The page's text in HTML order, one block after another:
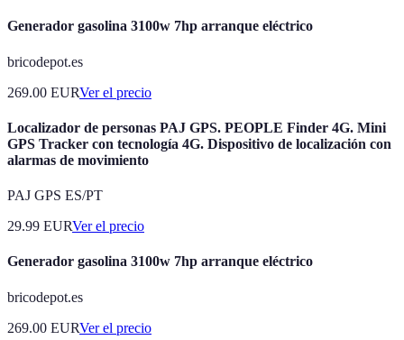
Generador gasolina 3100w 7hp arranque eléctrico
bricodepot.es
269.00 EURVer el precio
Localizador de personas PAJ GPS. PEOPLE Finder 4G. Mini
GPS Tracker con tecnología 4G. Dispositivo de localización con
alarmas de movimiento
PAJ GPS ES/PT
29.99 EURVer el precio
Generador gasolina 3100w 7hp arranque eléctrico
bricodepot.es
269.00 EURVer el precio